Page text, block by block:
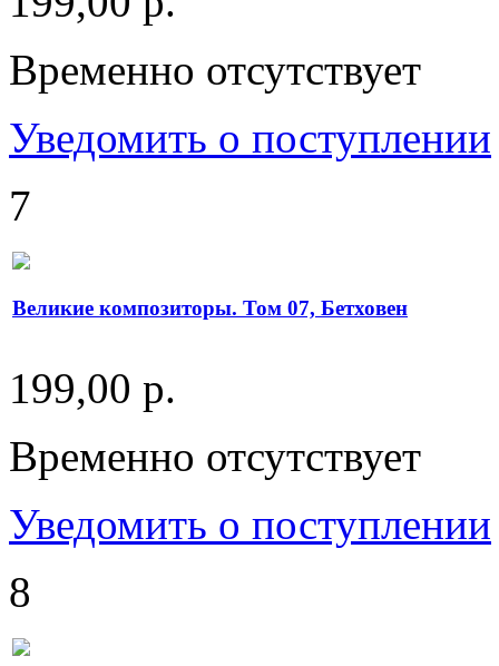
Временно отсутствует
Уведомить о поступлении
7
Великие композиторы. Том 07, Бетховен
199,00 р.
Временно отсутствует
Уведомить о поступлении
8